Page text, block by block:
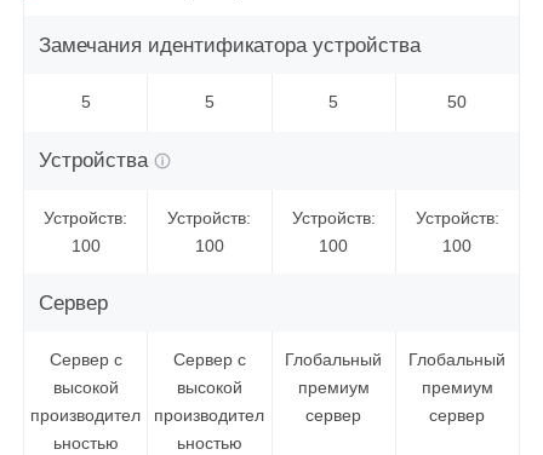
Замечания идентификатора устройства
5 5 5 50
Устройства
Устройств:
100
Устройств:
100
Устройств:
100
Устройств:
100
Сервер
Сервер с
высокой
производител
ьностью
Сервер с
высокой
производител
ьностью
Глобальный
премиум
сервер
Глобальный
премиум
сервер